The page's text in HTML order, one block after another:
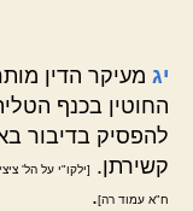
יג מעיקר הדין
החוטין בכנף
להפסיק בדיבור
קשירתן.
[ילקו"י על הל'
ח"א עמוד רה].